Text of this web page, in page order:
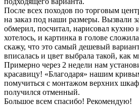
После всех походов по торговым
на заказ под наши размеры. Вызвали
обмерил, посчитал, нарисовал кухню
хотелось, и картинка в голове
скажу, что это самый дешевый
вписалась и цвет выбрала такой, как
Примерно через 2 недели нам
красавицу! «Благодаря» нашим
помучиться с монтажом верхних
получился отменный.
Большое всем спасибо! Рекомендую!